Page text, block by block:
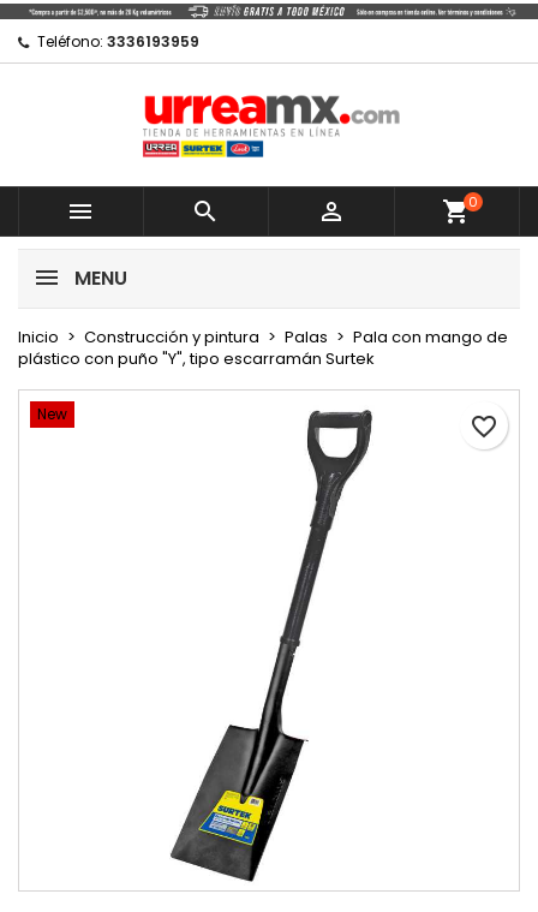
Teléfono: 3336193959
   shopping_cart0
MENU
Inicio Construcción y pintura Palas
Pala con mango de
plástico con puño "Y", tipo escarramán Surtek
favorite_border
New
Mi lista de regalos
Crear nueva lista
Crear lista de deseos
Nombre de la lista de deseos
Iniciar sesión
Debe iniciar sesión para guardar productos en su lista de
Iniciar sesión